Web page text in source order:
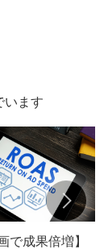
います
で成果倍増】